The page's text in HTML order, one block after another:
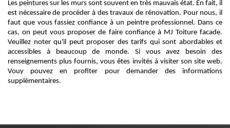
Les peintures sur les murs sont souvent en très mauvais état. En fait, il
est nécessaire de procéder à des travaux de rénovation. Pour nous, il
faut que vous fassiez confiance à un peintre professionnel. Dans ce
cas, on peut vous proposer de faire confiance à MJ Toiture facade.
Veuillez noter qu'il peut proposer des tarifs qui sont abordables et
accessibles à beaucoup de monde. Si vous avez besoin des
renseignements plus fournis, vous êtes invités à visiter son site web.
Vouy pouvez en profiter pour demander des informations
supplémentaires.